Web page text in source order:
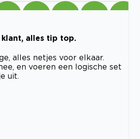
alles tip top.
alles netjes voor elkaar.
en voeren een logische set
uit.